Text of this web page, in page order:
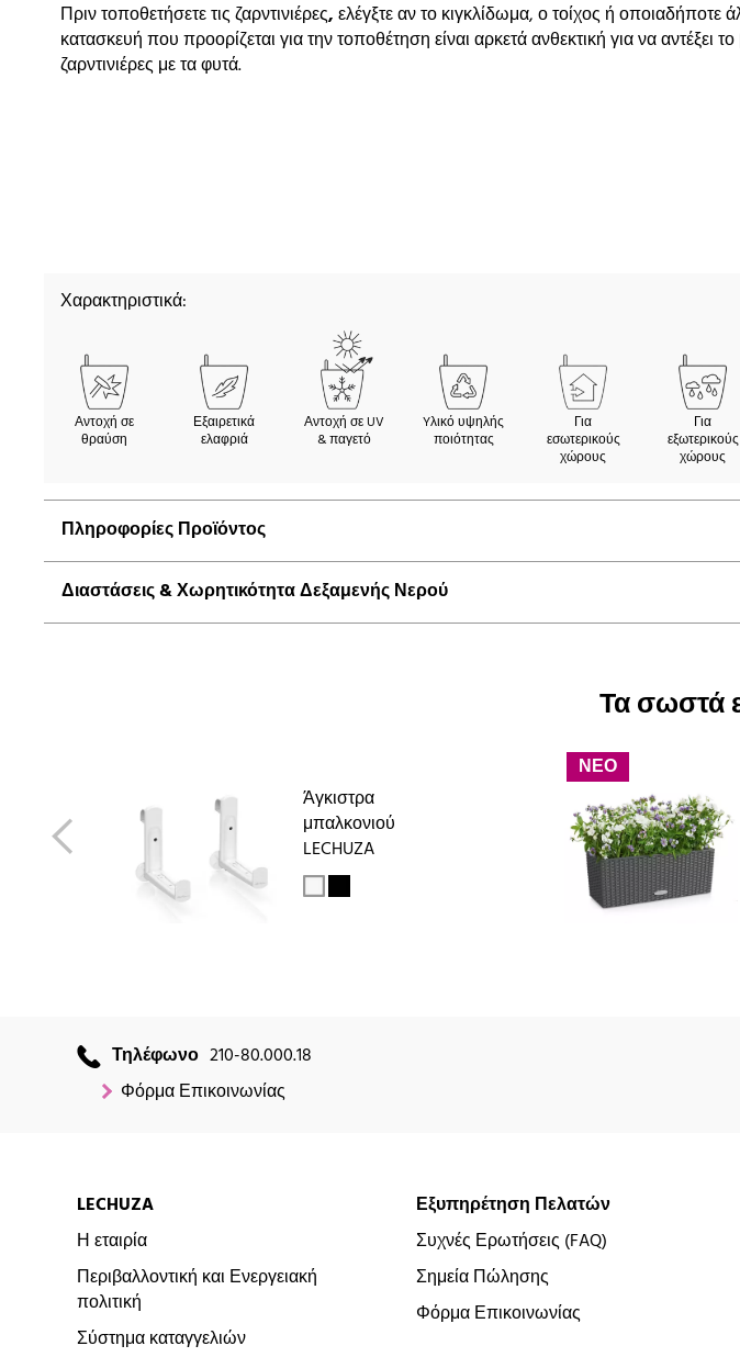
Πριν τοποθετήσετε τιςζαρντινιέρες,ελέγξτε αν το κιγκλίδωμα, ο τοίχος ή οποιαδήποτε
κατασκευή που προορίζεται για την τοποθέτηση είναι αρκετά ανθεκτική για να αντέξει
ζαρντινιέρες με τα φυτά.
Χαρακτηριστικά:
Αντοχή σε
θραύση
Εξαιρετικά
ελαφριά
Αντοχή σε UV
& παγετό
Yλικό υψηλής
ποιότητας
Για
εσωτερικούς
χώρους
Για
εξωτερικούς
χώρους
Πληροφορίες Προϊόντος
Διαστάσεις & Χωρητικότητα Δεξαμενής Νερού
Τα σωστά
Άγκιστρα
μπαλκονιού
LECHUZA
ΝΕΟ
Τηλέφωνο 210-80.000.18
Φόρμα Επικοινωνίας
LECHUZA
Η εταιρία
Περιβαλλοντική και Ενεργειακή
πολιτική
Σύστημα καταγγελιών
Εξυπηρέτηση Πελατών
Συχνές Ερωτήσεις (FAQ)
Σημεία Πώλησης
Φόρμα Επικοινωνίας